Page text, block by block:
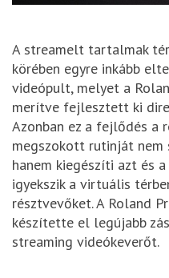
A streamelt tartalmak
körében egyre inkább
videópult, melyet a
merítve fejlesztett ki
Azonban ez a fejlődés a
megszokott rutinját nem
hanem kiegészíti azt és
igyekszik a virtuális
résztvevőket. A Roland
készítette el legújabb
streaming videókeverőt.